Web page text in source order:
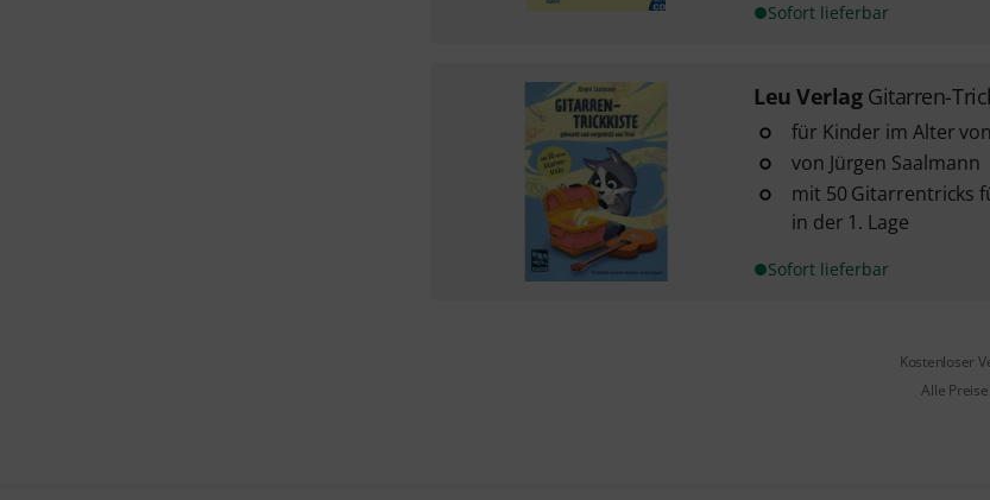
Sofort lieferbar
Leu Verlag Gitarren-
für Kinder im Alter
von Jürgen Saalmann
mit 50 Gitarrentricks
in der 1. Lage
Sofort lieferbar
Kostenloser
Alle